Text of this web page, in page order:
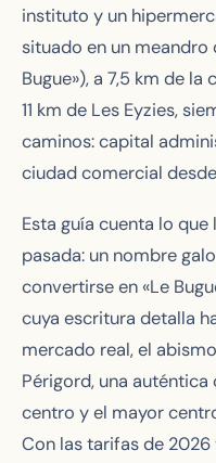
instituto y un
situado en un meandro
Bugue»), a 7,5 km de
11 km de Les Eyzies,
caminos: capital
ciudad comercial desde
Esta guía cuenta lo
pasada: un nombre
convertirse en «Le
cuya escritura detalla
mercado real, el
Périgord, una auténtica
centro y el mayor
Con las tarifas de